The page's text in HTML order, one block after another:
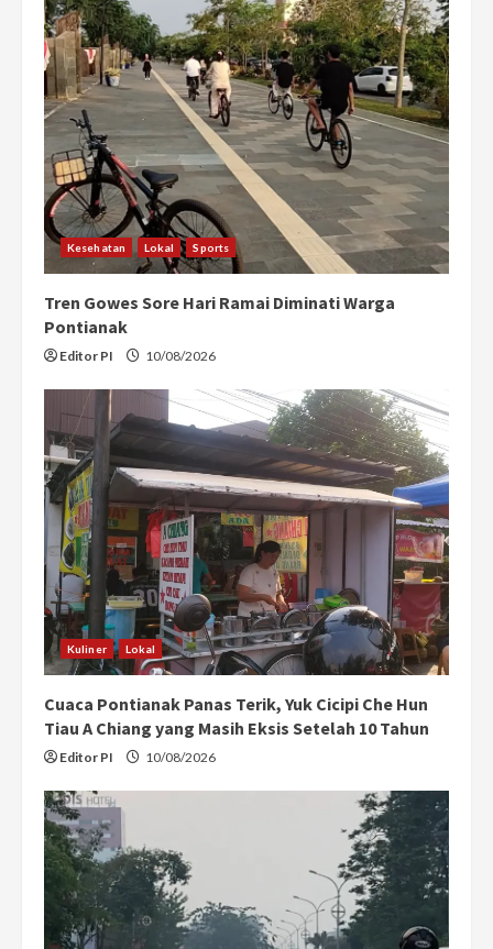
R
e
a
d
i
n
g
Kesehatan Lokal Sports
Tren Gowes Sore Hari Ramai Diminati Warga
Pontianak
Editor PI 10/08/2026
Kuliner Lokal
Cuaca Pontianak Panas Terik, Yuk Cicipi Che Hun
Tiau A Chiang yang Masih Eksis Setelah 10 Tahun
Editor PI 10/08/2026